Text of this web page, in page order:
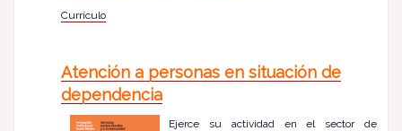
Currículo
Atención a personas en situación de
dependencia
Ejerce su actividad en el sector de